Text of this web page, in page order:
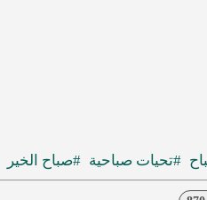
#تحيات صباحية #صباح الخير